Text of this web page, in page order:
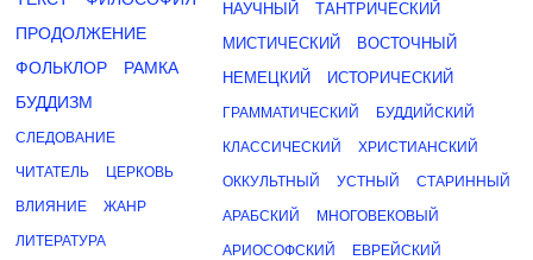
ПРОДОЛЖЕНИЕ
ФОЛЬКЛОР
РАМКА
БУДДИЗМ
СЛЕДОВАНИЕ
ЧИТАТЕЛЬ ЦЕРКОВЬ
ВЛИЯНИЕ ЖАНР
ЛИТЕРАТУРА
НАУЧНЫЙ
ТАНТРИЧЕСКИЙ
МИСТИЧЕСКИЙ
ВОСТОЧНЫЙ
НЕМЕЦКИЙ
ИСТОРИЧЕСКИЙ
ГРАММАТИЧЕСКИЙ БУДДИЙСКИЙ
КЛАССИЧЕСКИЙ ХРИСТИАНСКИЙ
ОККУЛЬТНЫЙ УСТНЫЙ СТАРИННЫЙ
АРАБСКИЙ МНОГОВЕКОВЫЙ
АРИОСОФСКИЙ ЕВРЕЙСКИЙ